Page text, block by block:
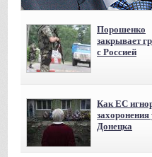
Порошенко
закрывает
с Россией
Как ЕС
захоронения
Донецка